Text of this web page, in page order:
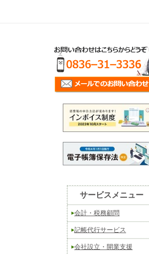
サービスメニュー
会計・税務顧問
記帳代行サービス
会社設立・開業支援